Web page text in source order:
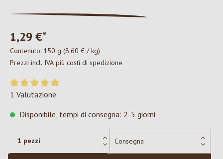
1,29 €*
Contenuto: 150 g (8,60 € / kg)
Prezzi incl. IVA più costi di spedizione
Valutazione media di 5 su 5 stelle
1 Valutazione
Disponibile, tempi di consegna: 2-5 giorni